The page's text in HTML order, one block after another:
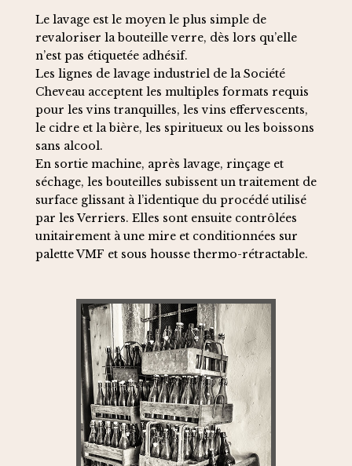
Le lavage est le moyen le plus simple de
revaloriser la bouteille verre, dès lors qu’elle
n’est pas étiquetée adhésif.
Les lignes de lavage industriel de la Société
Cheveau acceptent les multiples formats requis
pour les vins tranquilles, les vins effervescents,
le cidre et la bière, les spiritueux ou les boissons
sans alcool.
En sortie machine, après lavage, rinçage et
séchage, les bouteilles subissent un traitement de
surface glissant à l’identique du procédé utilisé
par les Verriers. Elles sont ensuite contrôlées
unitairement à une mire et conditionnées sur
palette VMF et sous housse thermo-rétractable.